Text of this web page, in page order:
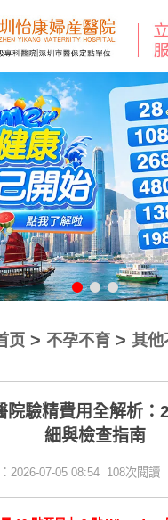
页 > 不孕不育 > 其他
院驗精費用全解析：
細與檢查指南
2026-07-05 08:54 108次閱讀